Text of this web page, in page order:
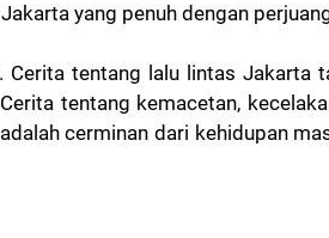
yang penuh dengan
Cerita tentang lalu lintas Jakarta
tentang kemacetan,
cerminan dari kehidupan